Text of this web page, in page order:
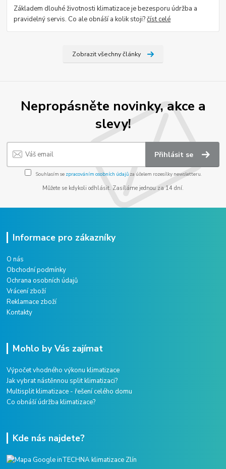
Základem dlouhé životnosti klimatizace je bezesporu údržba a
pravidelný servis. Co ale obnáší a kolik stoji?číst celé
Zobrazit všechny články
Nepropásněte novinky, akce a
slevy!
Přihlásit se
Souhlasím se zpracováním osobních údajůza účelem rozesílky newsletteru.
Můžete se kdykoli odhlásit. Zasíláme jednou za 14 dní.
Informace pro zákazníky
O nás
Obchodní podmínky
Ochrana osobních údajů
Vrácení zboží
Reklamace zboží
Kontakty
Mohlo by Vás zajímat
Výpočet vhodného výkonu klimatizace
Jak vybrat nástěnnou split klimatizaci?
Multisplit klimatizace - řešení celého domu
Co obnáší údržba klimatizace?
Kde nás najdete?